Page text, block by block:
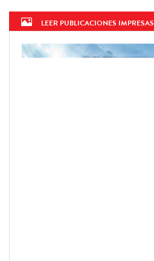
LEER PUBLICACIONES IMPRESAS